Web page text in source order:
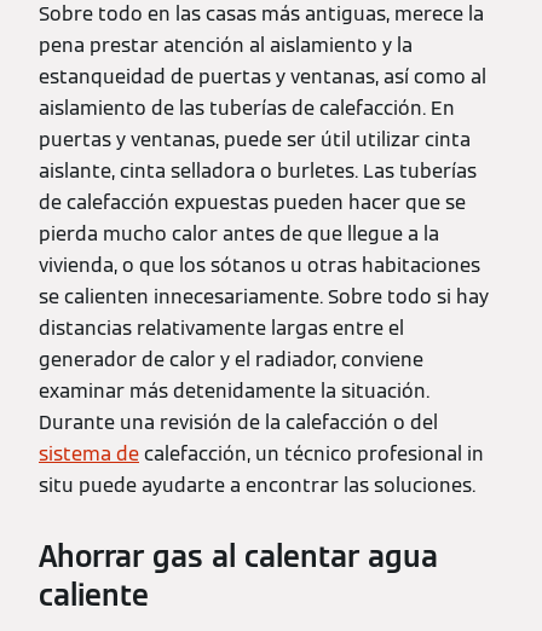
Sobre todo en las casas más antiguas, merece la
pena prestar atención al aislamiento y la
estanqueidad de puertas y ventanas, así como al
aislamiento de las tuberías de calefacción. En
puertas y ventanas, puede ser útil utilizar cinta
aislante, cinta selladora o burletes. Las tuberías
de calefacción expuestas pueden hacer que se
pierda mucho calor antes de que llegue a la
vivienda, o que los sótanos u otras habitaciones
se calienten innecesariamente. Sobre todo si hay
distancias relativamente largas entre el
generador de calor y el radiador, conviene
examinar más detenidamente la situación.
Durante una revisión de la calefacción o del
sistema decalefacción, un técnico profesional in
situ puede ayudarte a encontrar las soluciones.
Ahorrar gas al calentar agua
caliente